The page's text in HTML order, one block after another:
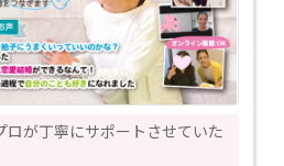
ロが丁寧にサポートさせていた